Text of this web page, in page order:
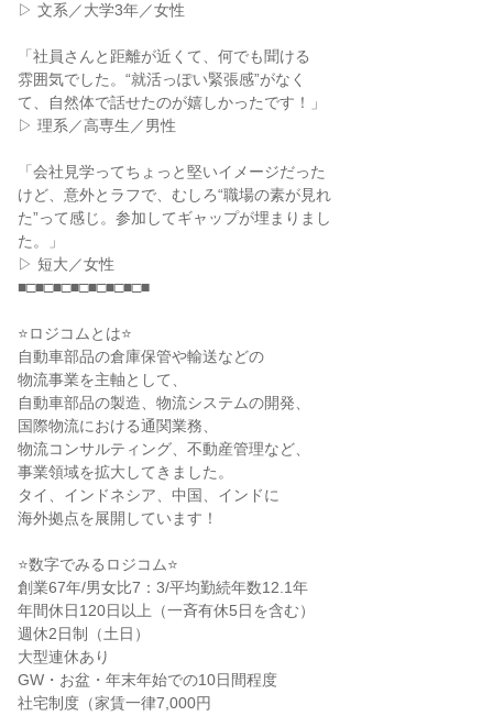
▷ 文系／大学3年／女性
「社員さんと距離が近くて、何でも聞ける
雰囲気でした。“就活っぽい緊張感”がなく
て、自然体で話せたのが嬉しかったです！」
▷ 理系／高専生／男性
「会社見学ってちょっと堅いイメージだった
けど、意外とラフで、むしろ“職場の素が見れ
た”って感じ。参加してギャップが埋まりまし
た。」
▷ 短大／女性
■□■□■□■□■□■□■□■
⭐ロジコムとは⭐
自動車部品の倉庫保管や輸送などの
物流事業を主軸として、
自動車部品の製造、物流システムの開発、
国際物流における通関業務、
物流コンサルティング、不動産管理など、
事業領域を拡大してきました。
タイ、インドネシア、中国、インドに
海外拠点を展開しています！
⭐数字でみるロジコム⭐
創業67年/男女比7：3/平均勤続年数12.1年
年間休日120日以上（一斉有休5日を含む）
週休2日制（土日）
大型連休あり
GW・お盆・年末年始での10日間程度
社宅制度（家賃一律7,000円